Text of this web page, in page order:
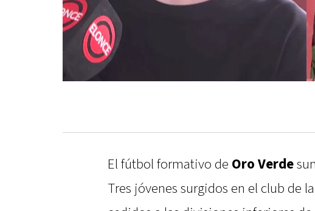
El fútbol formativo de Oro Verde
Tres jóvenes surgidos en el club de